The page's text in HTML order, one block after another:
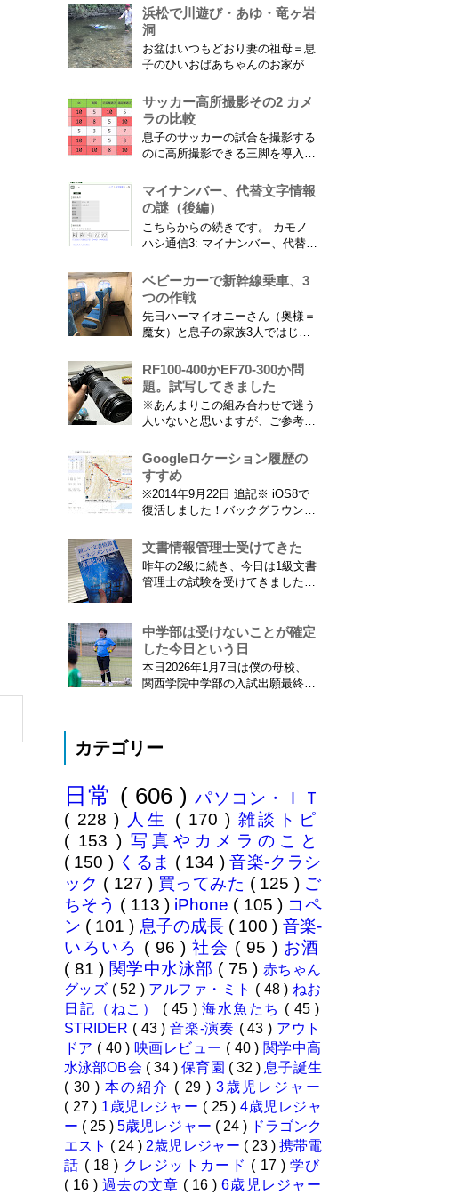
浜松で川遊び・あゆ・竜ヶ岩
洞
お盆はいつもどおり妻の祖母＝息
子のひいおばあちゃんのお家があ
ばあちゃんがご健在なのはとって
もありがたいことです。 5歳vs88
歳 ひいおばあちゃんとの対決！
カモノハシ通信3 神宮寺川で水遊
び、下の方に動画も付けてます
サッカー高所撮影その2 カメ
ラの比較
息子のサッカーの試合を撮影する
のに高所撮影できる三脚を導入し
さからフィールド全体（少年用な
ので大人用の半分の大きさです）
を撮影できればカメラを放置して
の撮影ができますし、選手のポジ
ショニングを俯瞰で見てあとから
問題...
マイナンバー、代替文字情報
の謎（後編）
こちらからの続きです。 カモノ
ハシ通信3: マイナンバー、代替文
供の名前に使える漢字には制限が
あります。たまに使える漢字が増
えたり減ったりしてニュースにな
ってますよね。（2015年１月には
「巫」の字が人名漢字に追加され
ベビーカーで新幹線乗車、3
つの作戦
先日ハーマイオニーさん（奥様＝
魔女）と息子の家族3人ではじめ
た。息子はまだ8ヶ月なので基本
ヒザの上なのですが、問題はベビ
ーカーをどうするか。色々事前に
調べたことと、実際に乗ってわか
ったことをご報告いたします！ ※
ので...
RF100-400かEF70-300か問
題。試写してきました
※あんまりこの組み合わせで迷う
人いないと思いますが、ご参考に
とにご注意ください。 息子がサ
ッカーを始めたことで望遠レンズ
をつけての撮影機会がまた増えて
きました。使っているのは EF70-
300mm F4-5.6 IS USM というレ
Googleロケーション履歴の
すすめ
※2014年9月22日 追記※ iOS8で
復活しました！バックグラウンド
iPhone 6 Plusで確認しました。
カモノハシ通信3: Googleロケー
ション履歴がiOS8で復活！
※2013年11月8日 追記※ 残念な
文書情報管理士受けてきた
昨年の2級に続き、今日は1級文書
管理士の試験を受けてきました。
かしい…。 ※後日追記※ 無事合
格してました。しかも成績が上位
3名以内？とかで表彰してもらい
ました\( ˆoˆ )/ 文書の取り扱いや
中学部は受けないことが確定
した今日という日
本日2026年1月7日は僕の母校、
関西学院中学部の入試出願最終日
分の息子が12歳になったら母校中
その可能性がほぼなくなったこと
は...
カテゴリー
日常 ( 606 )パソコン・ＩＴ
( 228 ) 人生 ( 170 ) 雑談トピ
( 153 ) 写真やカメラのこと
( 150 ) くるま ( 134 )音楽-クラシ
ック ( 127 ) 買ってみた ( 125 ) ご
ちそう ( 113 ) iPhone ( 105 ) コペ
ン ( 101 ) 息子の成長 ( 100 ) 音楽-
いろいろ ( 96 )社会 ( 95 ) お酒
( 81 ) 関学中水泳部 ( 75 ) 赤ちゃん
グッズ ( 52 ) アルファ・ミト ( 48 ) ねお
日記（ねこ） ( 45 ) 海水魚たち ( 45 )
STRIDER ( 43 )音楽-演奏 ( 43 ) アウト
ドア ( 40 ) 映画レビュー ( 40 ) 関学中高
水泳部OB会 ( 34 )保育園 ( 32 ) 息子誕生
( 30 )本の紹介 ( 29 ) 3歳児レジャー
( 27 ) 1歳児レジャー ( 25 ) 4歳児レジャ
ー ( 25 )5歳児レジャー ( 24 ) ドラゴンク
エスト ( 24 ) 2歳児レジャー ( 23 ) 携帯電
話 ( 18 ) クレジットカード ( 17 )学び
( 16 )過去の文章 ( 16 )6歳児レジャー